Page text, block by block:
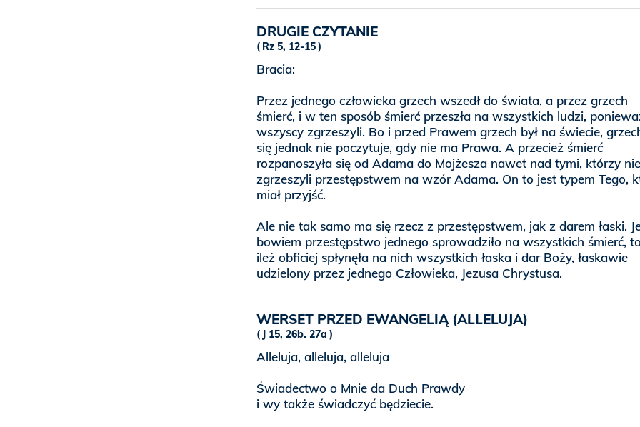
DRUGIE CZYTANIE
Rz 5, 12-15
Bracia:
Przez jednego człowieka grzech wszedł do świata, a przez grzech
śmierć, i w ten sposób śmierć przeszła na wszystkich ludzi,
wszyscy zgrzeszyli. Bo i przed Prawem grzech był na świecie,
się jednak nie poczytuje, gdy nie ma Prawa. A przecież śmierć
rozpanoszyła się od Adama do Mojżesza nawet nad tymi, którzy nie
zgrzeszyli przestępstwem na wzór Adama. On to jest typem Tego,
miał przyjść.
Ale nie tak samo ma się rzecz z przestępstwem, jak z darem łaski.
bowiem przestępstwo jednego sprowadziło na wszystkich śmierć,
ileż obficiej spłynęła na nich wszystkich łaska i dar Boży, łaskawie
udzielony przez jednego Człowieka, Jezusa Chrystusa.
WERSET PRZED EWANGELIĄ (ALLELUJA)
J 15, 26b. 27a
Alleluja, alleluja, alleluja
Świadectwo o Mnie da Duch Prawdy
i wy także świadczyć będziecie.